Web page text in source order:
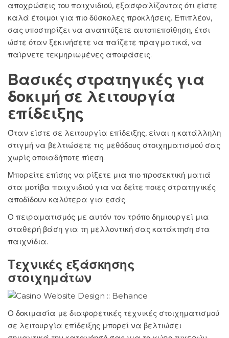
αποχρώσεις του παιχνιδιού, εξασφαλίζοντας ότι είστε
καλά έτοιμοι για πιο δύσκολες προκλήσεις. Επιπλέον,
σας υποστηρίζει να αναπτύξετε αυτοπεποίθηση, έτσι
ώστε όταν ξεκινήσετε να παίζετε πραγματικά, να
παίρνετε τεκμηριωμένες αποφάσεις.
Βασικές στρατηγικές για
δοκιμή σε λειτουργία
επίδειξης
Όταν είστε σε λειτουργία επίδειξης, είναι η κατάλληλη
στιγμή να βελτιώσετε τις μεθόδους στοιχηματισμού σας
χωρίς οποιαδήποτε πίεση.
Μπορείτε επίσης να ρίξετε μια πιο προσεκτική ματιά
στα μοτίβα παιχνιδιού για να δείτε ποιες στρατηγικές
αποδίδουν καλύτερα για εσάς.
Ο πειραματισμός με αυτόν τον τρόπο δημιουργεί μια
σταθερή βάση για τη μελλοντική σας κατάκτηση στα
παιχνίδια.
Τεχνικές εξάσκησης
στοιχημάτων
Ο δοκιμασία με διαφορετικές τεχνικές στοιχηματισμού
σε λειτουργία επίδειξης μπορεί να βελτιώσει